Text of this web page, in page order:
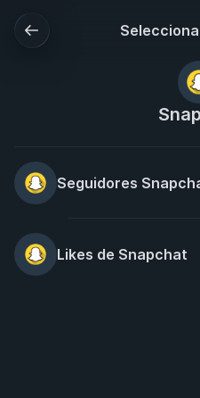
Seguidores
Likes de Snapchat